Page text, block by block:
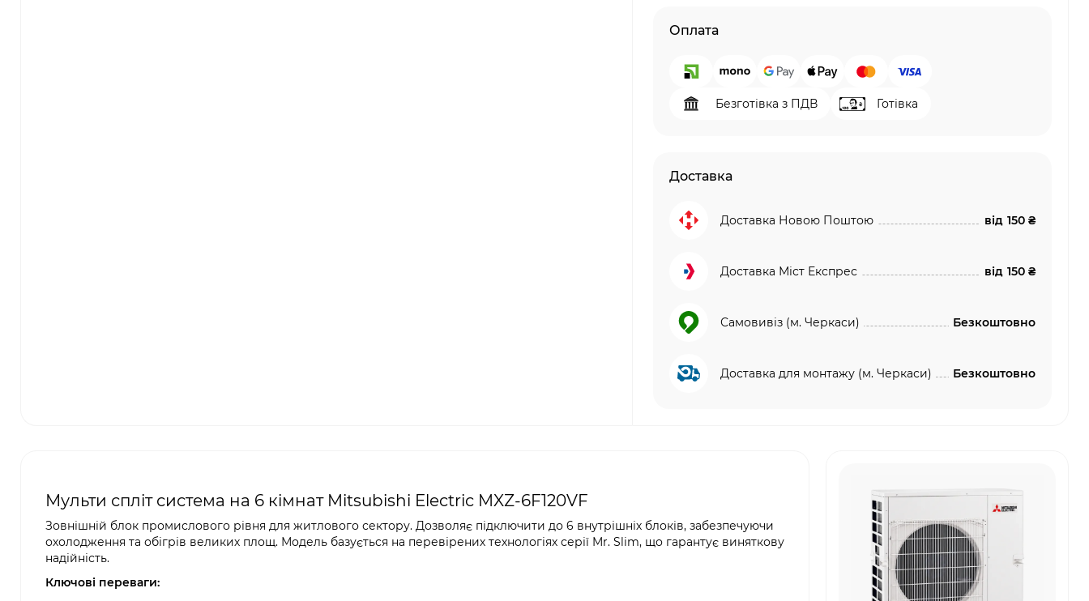
Оплата
Безготівка з ПДВ Готівка
Доставка
Доставка Новою Поштою від 150 ₴
Доставка Міст Експрес від 150 ₴
Самовивіз (м. Черкаси) Безкоштовно
Доставка для монтажу (м. Черкаси) Безкоштовно
Мульти спліт система на 6 кімнат Mitsubishi Electric MXZ-6F120VF
Зовнішній блок промислового рівня для житлового сектору. Дозволяє підключити до 6 внутрішніх блоків, забезпечуючи
охолодження та обігрів великих площ. Модель базується на перевірених технологіях серії Mr. Slim, що гарантує виняткову
надійність.
Ключові переваги: